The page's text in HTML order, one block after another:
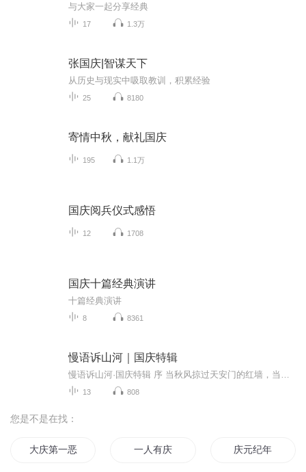
与大家一起分享经典
17 1.3万
张国庆|智谋天下
从历史与现实中吸取教训，积累经验
25 8180
寄情中秋，献礼国庆
195 1.1万
国庆阅兵仪式感悟
12 1708
国庆十篇经典演讲
十篇经典演讲
8 8361
慢语诉山河｜国庆特辑
13 808
您是不是在找：
大庆第一恶 一人有庆 庆元纪年